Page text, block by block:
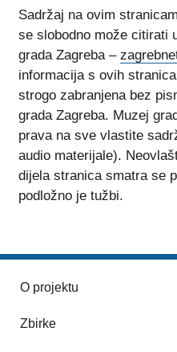
Sadržaj na ovim
se slobodno može citirati
grada Zagreba –
informacija s ovih
strogo zabranjena bez
grada Zagreba. Muzej
prava na sve vlastite
audio materijale).
dijela stranica smatra se
podložno je tužbi.
O projektu
Zbirke